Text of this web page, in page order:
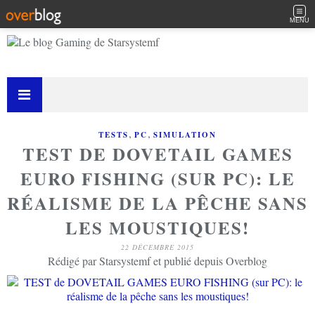
MENU
TESTS, PC, SIMULATION
TEST DE DOVETAIL GAMES
EURO FISHING (SUR PC): LE
RÉALISME DE LA PÊCHE SANS
LES MOUSTIQUES!
22 DÉCEMBRE 2015
Rédigé par Starsystemf et publié depuis Overblog